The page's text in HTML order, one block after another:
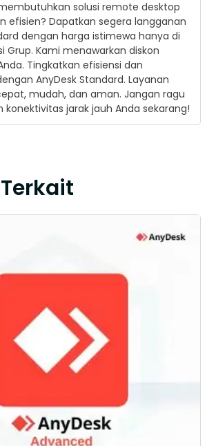
solusi remote desktop
efisien? Dapatkan segera langganan
dengan harga istimewa hanya di
Grup. Kami menawarkan diskon
Tingkatkan efisiensi dan
AnyDesk Standard. Layanan
mudah, dan aman. Jangan ragu
konektivitas jarak jauh Anda sekarang!